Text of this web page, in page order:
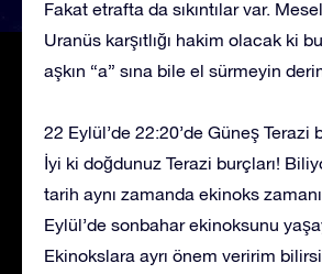
Fakat etrafta da sıkıntılar var.
Uranüs karşıtlığı hakim olacak ki
aşkın “a” sına bile el sürmeyin
22 Eylül’de 22:20’de Güneş Terazi
İyi ki doğdunuz Terazi burçları!
tarih aynı zamanda ekinoks
Eylül’de sonbahar ekinoksunu
Ekinokslara ayrı önem veririm